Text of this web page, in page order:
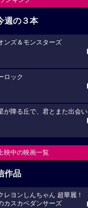
週の３本
ンズ＆モンスターズ
ロック
が降る丘で、君とまた出会い
映中の映画一覧
作品
レヨンしんちゃん 超華麗！
カスカベダンサーズ